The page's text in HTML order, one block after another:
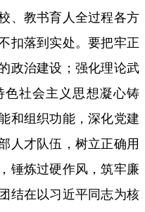
、教书育人全过程各方
扣落到实处。要把牢正
政治建设；强化理论武
社会主义思想凝心铸
和组织功能，深化党建
人才队伍，树立正确用
锤炼过硬作风，筑牢廉
结在以习近平同志为核